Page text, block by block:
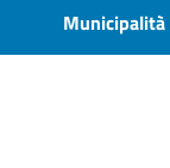
Municipalità